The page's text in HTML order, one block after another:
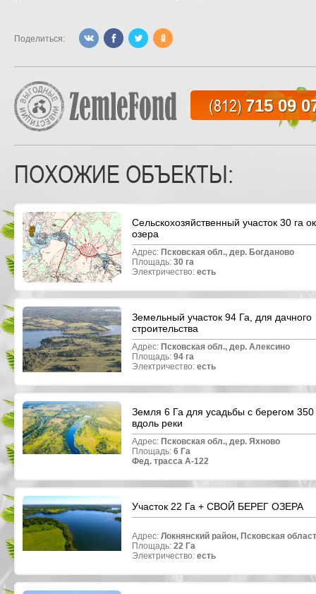
Поделиться:
(812) 715 09
ПОХОЖИЕ ОБЪЕКТЫ:
Сельскохозяйственный участок 30 га
озера
Адрес: Псковская обл., дер. Богданово
Площадь: 30 га
Электричество: есть
Земельный участок 94 Га, для дачного
строительства
Адрес: Псковская обл., дер. Алексино
Площадь: 94 га
Электричество: есть
Земля 6 Га для усадьбы с берегом 350
вдоль реки
Адрес: Псковская обл., дер. Яхново
Площадь: 6 Га
Фед. трасса А-122
Участок 22 Га + СВОЙ БЕРЕГ ОЗЕРА
Адрес: Локнянский район, Псковская
Площадь: 22 Га
Электричество: есть